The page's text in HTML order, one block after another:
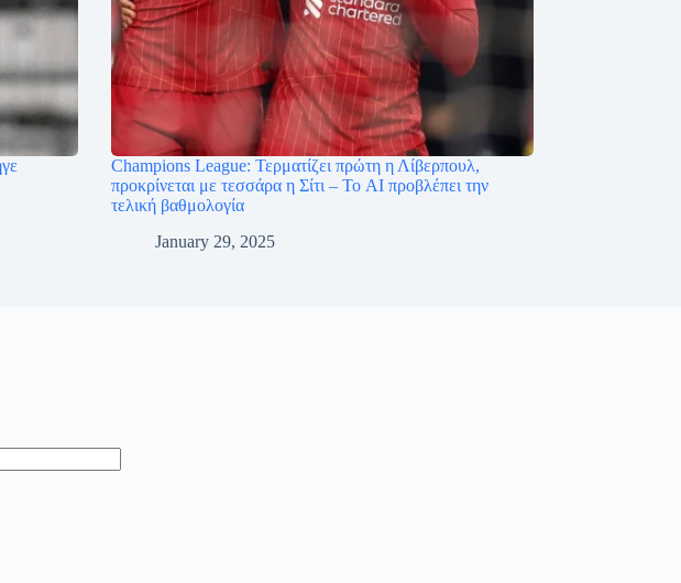
Champions League: Τερματίζει πρώτη η Λίβερπουλ,
προκρίνεται με τεσσάρα η Σίτι – Το AI προβλέπει την
τελική βαθμολογία
January 29, 2025